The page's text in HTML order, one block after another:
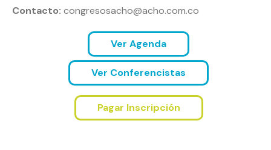
Contacto: congresosacho@acho.com.co
Ver Agenda
Ver Conferencistas
Pagar Inscripción